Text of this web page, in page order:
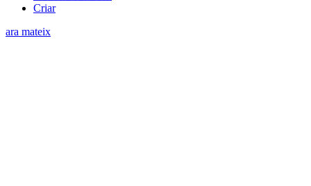
Criar
ara mateix